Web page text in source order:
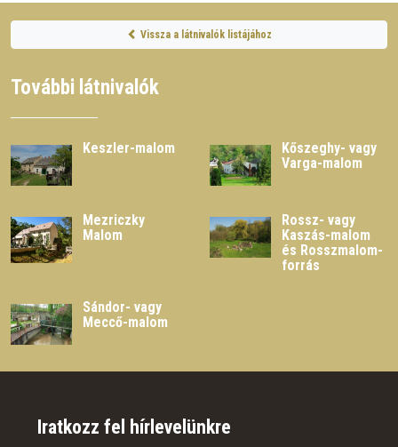
Vissza a látnivalók listájához
További látnivalók
Keszler-malom
Kőszeghy- vagy
Varga-malom
Mezriczky
Malom
Rossz- vagy
Kaszás-malom
és Rosszmalom-
forrás
Sándor- vagy
Meccő-malom
Iratkozz fel hírlevelünkre